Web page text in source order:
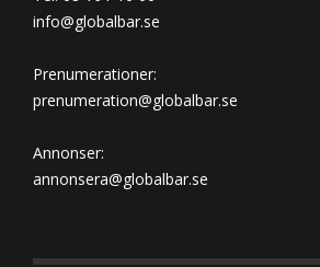
info@globalbar.se
Prenumerationer:
prenumeration@globalbar.se
Annonser:
annonsera@globalbar.se